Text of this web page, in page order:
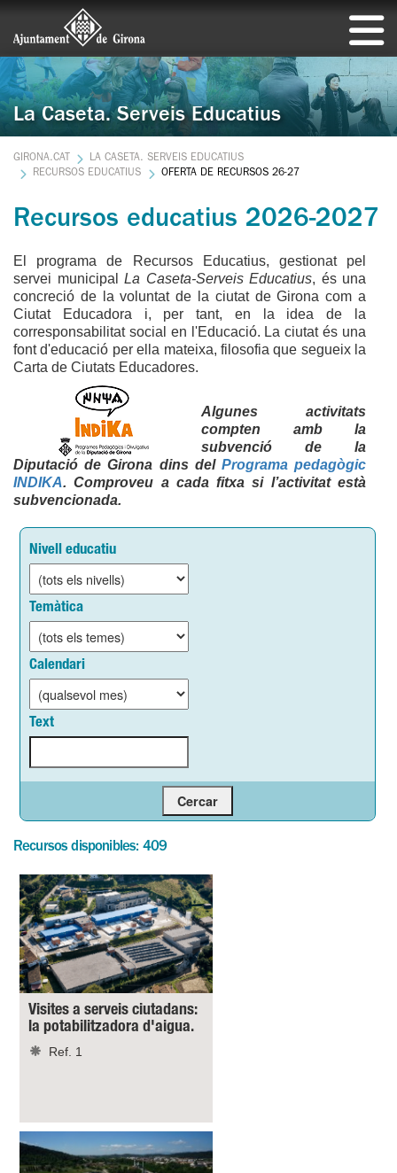
La Caseta. Serveis Educatius
GIRONA.CAT
LA CASETA. SERVEIS EDUCATIUS
RECURSOS EDUCATIUS
OFERTA DE RECURSOS 26-27
Recursos educatius 2026-2027
El programa de Recursos Educatius, gestionat pel
servei municipal La Caseta-Serveis Educatius, és una
concreció de la voluntat de la ciutat de Girona com a
Ciutat Educadora i, per tant, en la idea de la
corresponsabilitat social en l'Educació. La ciutat és una
font d'educació per ella mateixa, filosofia que segueix la
Carta de Ciutats Educadores.
Algunes activitats
compten amb la
subvenció de la
Diputació de Girona dins del Programa pedagògic
INDIKA. Comproveu a cada fitxa si l’activitat està
subvencionada.
Nivell educatiu
Temàtica
Calendari
Text
Recursos disponibles: 409
Visites a serveis ciutadans:
la potabilitzadora d'aigua.
Ref. 1